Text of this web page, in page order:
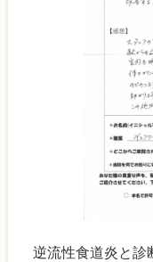
逆流性食道炎と診